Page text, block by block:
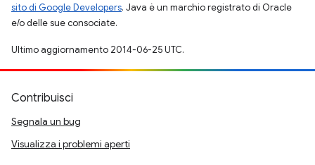
sito di Google Developers. Java è un marchio registrato di Oracle
e/o delle sue consociate.
Ultimo aggiornamento 2014-06-25 UTC.
Contribuisci
Segnala un bug
Visualizza i problemi aperti